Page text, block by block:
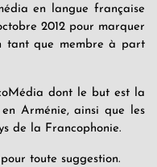
en langue française
2012 pour marquer
tant que membre à part
dont le but est la
Arménie, ainsi que les
de la Francophonie.
toute suggestion.